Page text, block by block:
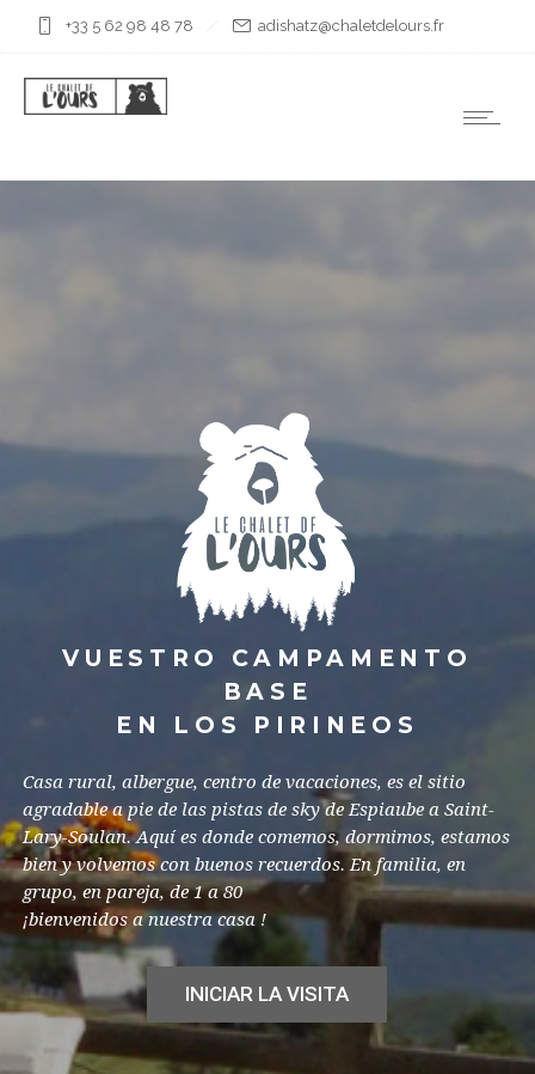
+33 5 62 98 48 78 rf.sruoledtelahc@ztahsida
VUESTRO CAMPAMENTO
BASE
EN LOS PIRINEOS
Casa rural, albergue, centro de vacaciones, es el sitio
agradable a pie de las pistas de sky de Espiaube a Saint-
Lary-Soulan. Aquí es donde comemos, dormimos, estamos
bien y volvemos con buenos recuerdos. En familia, en
grupo, en pareja, de 1 a 80
¡bienvenidos a nuestra casa !
INICIAR LA VISITA